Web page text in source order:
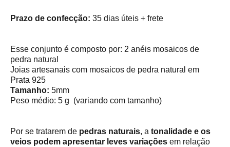
Prazo de confecção: 35 dias úteis + frete
Esse conjunto é composto por: 2 anéis mosaicos de
pedra natural
Joias artesanais com mosaicos de pedra natural em
Prata 925
Tamanho: 5mm
Peso médio: 5 g (variando com tamanho)
Por se tratarem de pedras naturais, a tonalidade e os
veios podem apresentar leves variações em relação